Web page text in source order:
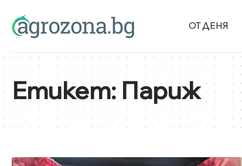
ОТ ДЕНЯ
Етикет:Париж